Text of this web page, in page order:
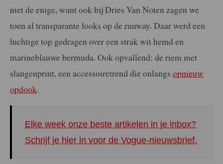
niet de enige, want ook bij Dries Van Noten zagen we
toen al transparante looks op de runway. Daar werd een
luchtige top gedragen over een strak wit hemd en
marineblauwe bermuda. Ook opvallend: de riem met
slangenprint, een accessoiretrend die onlangs opnieuw
opdook.
Elke week onze beste artikelen in je inbox?
Schrijf je hier in voor de Vogue-nieuwsbrief.